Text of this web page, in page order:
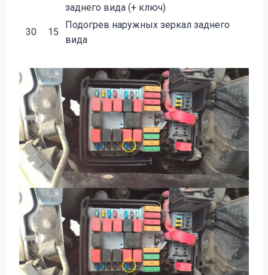
заднего вида (+ ключ)
30 15
Подогрев наружных зеркал заднего
вида